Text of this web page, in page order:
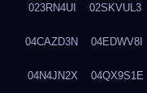
023RN4UI 02SKVUL3
04CAZD3N 04EDWV8I
04N4JN2X 04QX9S1E